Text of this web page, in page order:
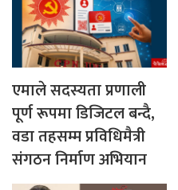
एमाले सदस्यता प्रणाली
पूर्ण रूपमा डिजिटल बन्दै,
वडा तहसम्म प्रविधिमैत्री
संगठन निर्माण अभियान